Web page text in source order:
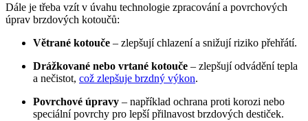
Dále je třeba vzít v úvahu technologie zpracování a povrchových
úprav brzdových kotoučů:
Větrané kotouče – zlepšují chlazení a snižují riziko přehřátí.
Drážkované nebo vrtané kotouče – zlepšují odvádění tepla
a nečistot, což zlepšuje brzdný výkon.
Povrchové úpravy – například ochrana proti korozi nebo
speciální povrchy pro lepší přilnavost brzdových destiček.